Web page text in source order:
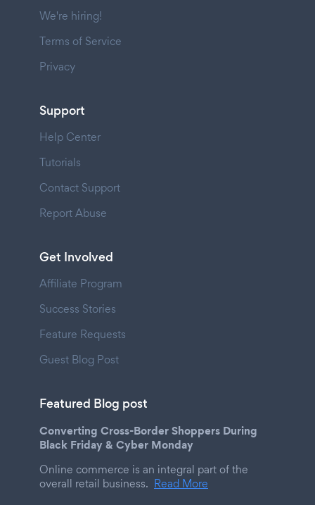
We're hiring!
Terms of Service
Privacy
Support
Help Center
Tutorials
Contact Support
Report Abuse
Get Involved
Affiliate Program
Success Stories
Feature Requests
Guest Blog Post
Featured Blog post
Converting Cross-Border Shoppers During
Black Friday & Cyber Monday
Online commerce is an integral part of the
overall retail business. Read More